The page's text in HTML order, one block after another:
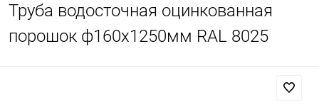
Труба водосточная оцинкованная
порошок ф160х1250мм RAL 8025